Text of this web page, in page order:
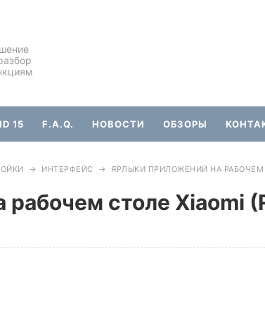
15 F.A.Q. НОВОСТИ ОБЗОРЫ
→ ИНТЕРФЕЙС → ЯРЛЫКИ ПРИЛОЖЕНИЙ НА РАБОЧЕМ
столе Xiaomi